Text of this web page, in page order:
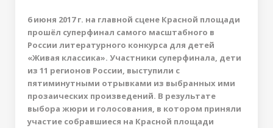
6 июня 2017 г. на главной сцене Красной площади
прошёл суперфинал самого масштабного в
России литературного конкурса для детей
«Живая классика». Участники суперфинала, дети
из 11 регионов России, выступили с
пятиминутными отрывками из выбранных ими
прозаических произведений. В результате
выбора жюри и голосования, в котором приняли
участие собравшиеся на Красной площади